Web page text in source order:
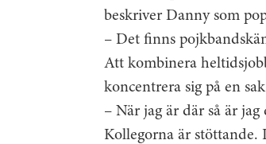
beskriver Danny som
– Det finns
Att kombinera
koncentrera sig på en
– När jag är där så är
Kollegorna är stöttande.